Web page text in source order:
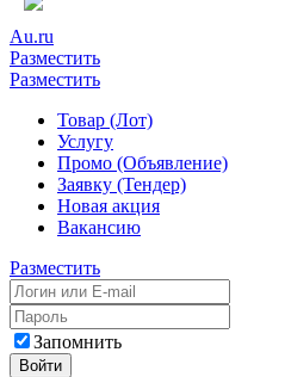
Au.ru
Разместить
Разместить
Товар (Лот)
Услугу
Промо (Объявление)
Заявку (Тендер)
Новая акция
Вакансию
Разместить
Запомнить
Войти